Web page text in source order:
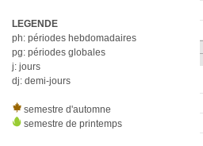
LEGENDE
ph: périodes hebdomadaires
pg: périodes globales
j: jours
dj: demi-jours
semestre d'automne
semestre de printemps